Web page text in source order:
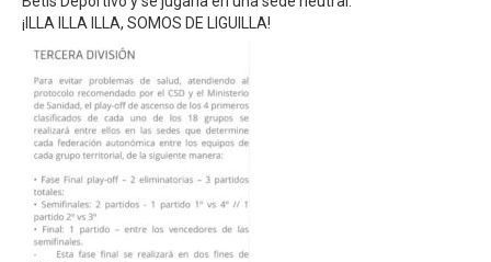
¡ILLA ILLA ILLA, SOMOS DE LIGUILLA!